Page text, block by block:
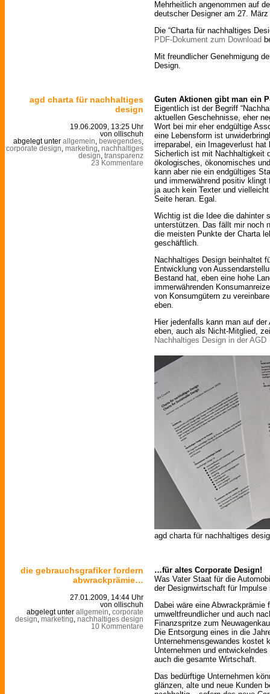
Mehrheitlich angenommen auf
deutscher Designer am 27.
Die “Charta für nachhaltiges
PDF-Dokument zum Download
Mit freundlicher Genehmigung
Design.
agd charta für nachhaltiges
design
19.06.2009, 13:25 Uhr
von ollischuh
abgelegt unter allgemein, bewegendes,
corporate design, marketing, nachhaltiges
design, transparenz
23 Kommentare
Guten Aktionen gibt man ein
Eigentlich ist der Begriff
aktuellen Geschehnisse, eher
Wort bei mir eher endgültige
eine Lebensform ist
irreparabel, ein Imageverlust
Sicherlich ist mit Nachhaltigkeit
ökologisches, ökonomisches
kann aber nie ein endgültiges
und immerwährend positiv
ja auch kein Texter und
Seite heran. Egal.
Wichtig ist die Idee die dahinter
unterstützen. Das fällt mir noch
die meisten Punkte der Charta
geschäftlich.
Nachhaltiges Design beinhaltet
Entwicklung von
Bestand hat, eben eine hohe
immerwährenden
von Konsumgütern zu
eben.
Hier jedenfalls kann man auf
eben, auch als Nicht-Mitglied,
Nachhaltiges Design in der AGD
agd charta für nachhaltiges
die gebrauchsgrafiker fordern
abwrackprämie…
27.01.2009, 14:44 Uhr
von ollischuh
abgelegt unter allgemein corporate
design marketing nachhaltiges design
10 Kommentare
…für altes Corporate Design!
Was Vater Staat für die
der Designwirtschaft für Impulse
Dabei wäre eine
umweltfreundlicher und auch
Finanzspritze zum
Die Entsorgung eines in die
Unternehmensgewandes kostet
Unternehmen und
auch die gesamte Wirtschaft.
Das bedürftige Unternehmen
glänzen, alte und neue Kunden